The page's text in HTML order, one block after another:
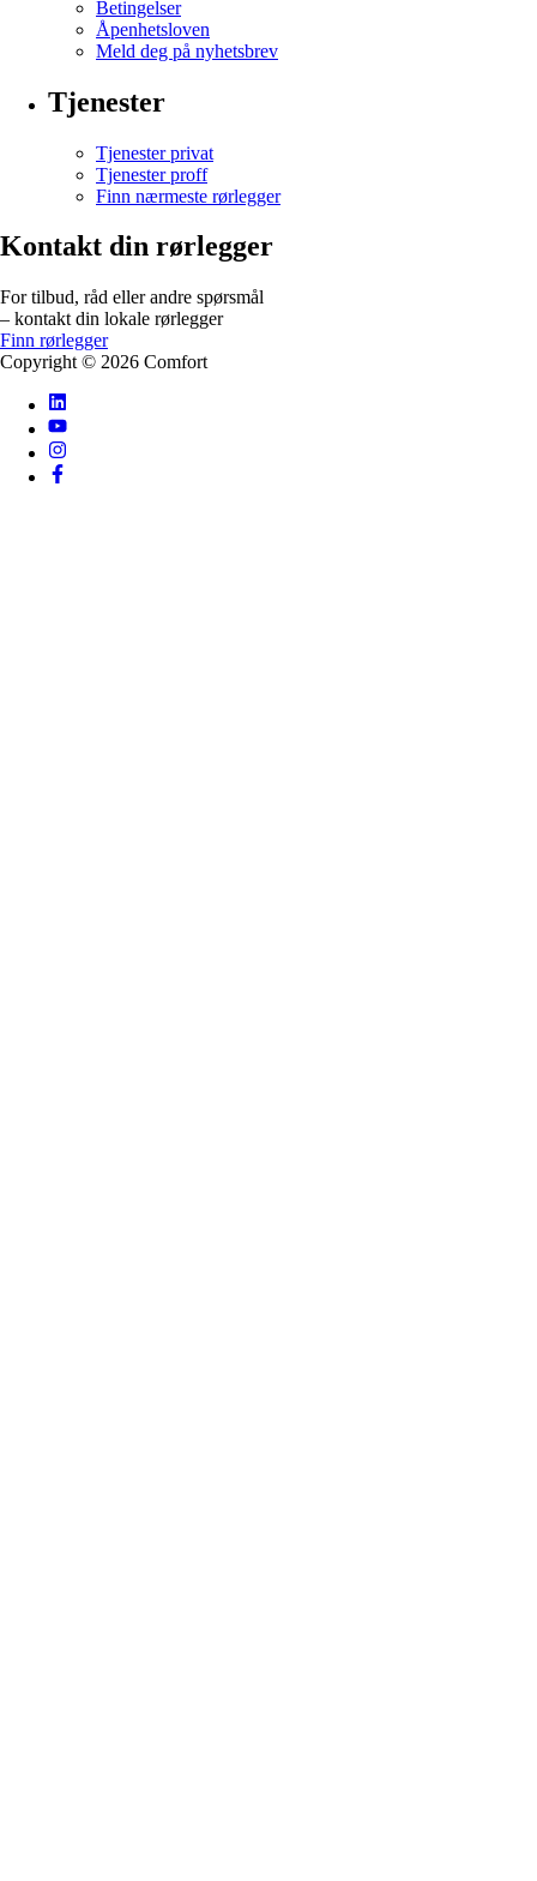
Betingelser
Åpenhetsloven
Meld deg på nyhetsbrev
Tjenester
Tjenester privat
Tjenester proff
Finn nærmeste rørlegger
Kontakt din rørlegger
For tilbud, råd eller andre spørsmål
– kontakt din lokale rørlegger
Finn rørlegger
Copyright © 2026 Comfort